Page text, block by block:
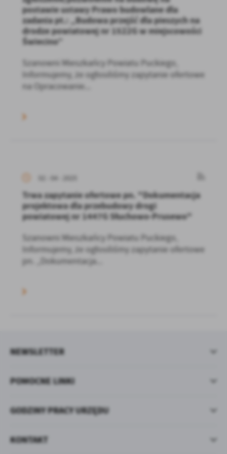
postawie ustawy Prawo budowlane dla
zadania pt.: „Budowa przejść dla pieszych na
drodze powiatowej nr 1522G w miejscowości
Świecino”
Szanowni Mieszkańcy Powiatu Puckiego,
Informujemy, że ogłosiliśmy zapytanie ofertowe
na Opracowanie...
02 - 04 - 2025
Trwa zapytanie ofertowe pn. "Dokumentacja
projektowa dla przebudowy drogi
powiatowej nr 1447G Słuchowo-Prusewo"
Szanowni Mieszkańcy Powiatu Puckiego,
Informujemy, że ogłosiliśmy zapytanie ofertowe
pn. „Dokumentacja...
POMOCNE LINKI
NEWSLETTER
GODZINY PRACY URZĘDU
KONTAKT